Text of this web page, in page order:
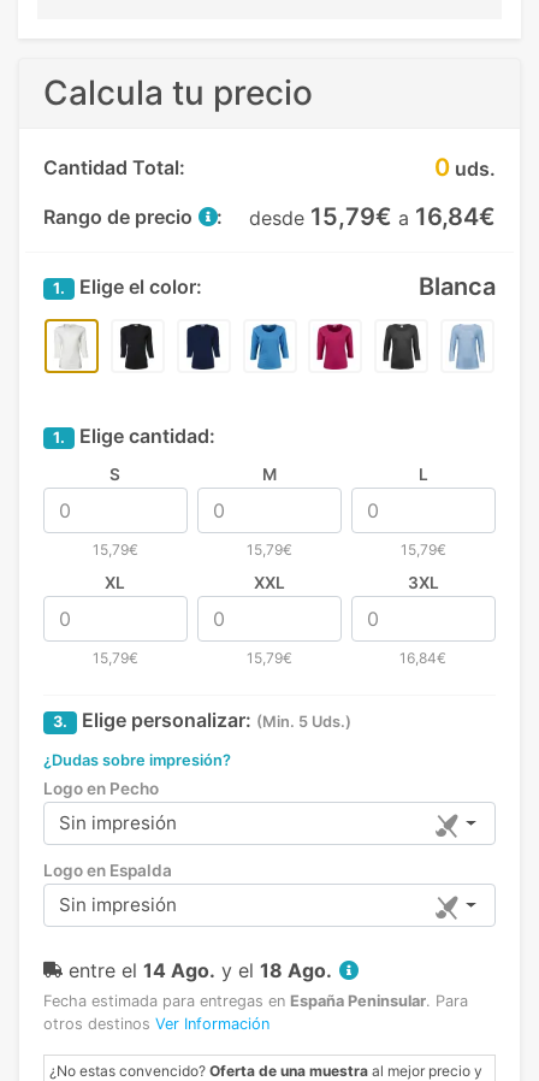
Calcula tu precio
Cantidad Total: 0 uds.
Rango de precio
: desde 15,79€ a 16,84€
1. Elige el color: Blanca
1. Elige cantidad:
S
15,79€
M
15,79€
L
15,79€
XL
15,79€
XXL
15,79€
3XL
16,84€
3. Elige personalizar: (Min. 5 Uds.)
¿Dudas sobre impresión?
Logo en Pecho
Sin impresión
Logo en Espalda
Sin impresión
entre el 14 Ago. y el 18 Ago.
Fecha estimada para entregas en España Peninsular. Para
otros destinos Ver Información
¿No estas convencido? Oferta de una muestra al mejor precio y